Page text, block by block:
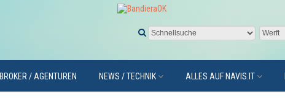
BROKER / AGENTUREN NEWS / TECHNIK ALLES AUF NAVIS.IT